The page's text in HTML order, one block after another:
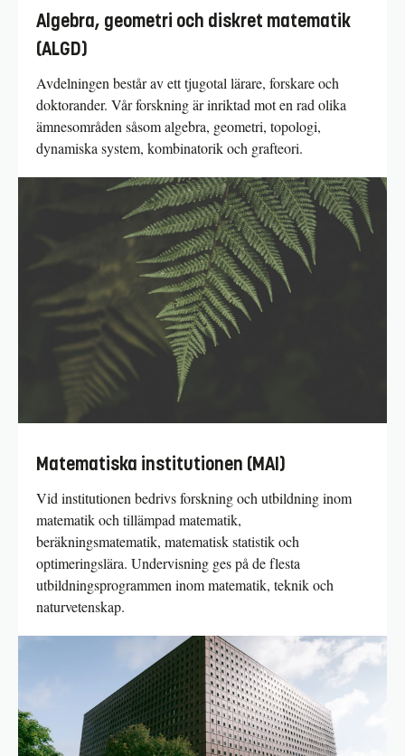
Algebra, geometri och diskret matematik
(ALGD)
Avdelningen består av ett tjugotal lärare, forskare och
doktorander. Vår forskning är inriktad mot en rad olika
ämnesområden såsom algebra, geometri, topologi,
dynamiska system, kombinatorik och grafteori.
Matematiska institutionen (MAI)
Vid institutionen bedrivs forskning och utbildning inom
matematik och tillämpad matematik,
beräkningsmatematik, matematisk statistik och
optimeringslära. Undervisning ges på de flesta
utbildningsprogrammen inom matematik, teknik och
naturvetenskap.